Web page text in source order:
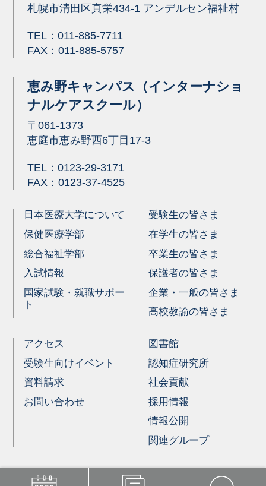
札幌市清田区真栄434-1 アンデルセン福祉村
TEL： 011-885-7711
FAX：011-885-5757
恵み野キャンパス（インターナショ
ナルケアスクール）
〒061-1373
恵庭市恵み野西6丁目17-3
TEL： 0123-29-3171
FAX：0123-37-4525
日本医療大学について
保健医療学部
総合福祉学部
入試情報
国家試験・就職サポー
ト
受験生の皆さま
在学生の皆さま
卒業生の皆さま
保護者の皆さま
企業・一般の皆さま
高校教諭の皆さま
アクセス
受験生向けイベント
資料請求
お問い合わせ
図書館
認知症研究所
社会貢献
採用情報
情報公開
関連グループ